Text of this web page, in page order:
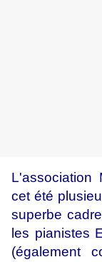
L'association
cet été
superbe
les pianistes
(également